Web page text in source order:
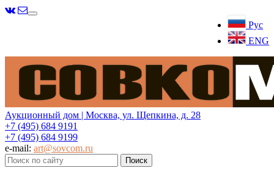
Рус
ENG
Меню
Аукционный дом | Москва, ул. Щепкина, д. 28
+7 (495) 684 9191
+7 (495) 684 9199
e-mail: art@sovcom.ru